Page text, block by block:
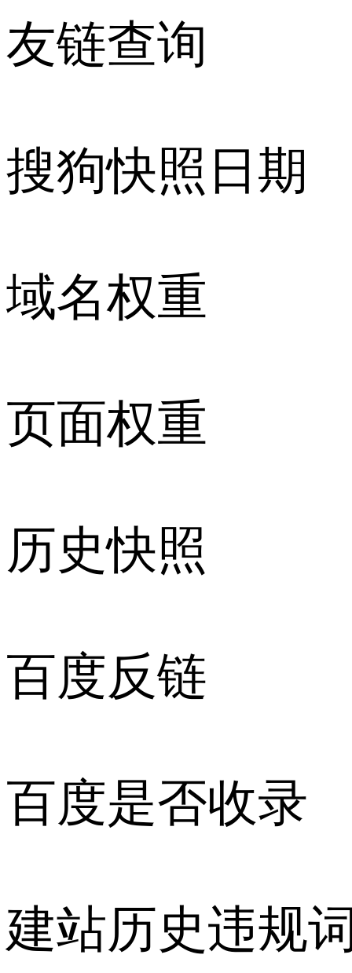
友链查询
搜狗快照日期
域名权重
页面权重
历史快照
百度反链
百度是否收录
建站历史违规